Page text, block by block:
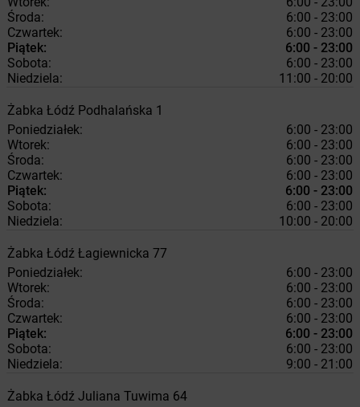
Środa:
6:00 - 23:00
Czwartek:
6:00 - 23:00
Piątek:
6:00 - 23:00
Sobota:
6:00 - 23:00
Niedziela:
11:00 - 20:00
Żabka Łódź Podhalańska 1
Poniedziałek:
6:00 - 23:00
Wtorek:
6:00 - 23:00
Środa:
6:00 - 23:00
Czwartek:
6:00 - 23:00
Piątek:
6:00 - 23:00
Sobota:
6:00 - 23:00
Niedziela:
10:00 - 20:00
Żabka Łódź Łagiewnicka 77
Poniedziałek:
6:00 - 23:00
Wtorek:
6:00 - 23:00
Środa:
6:00 - 23:00
Czwartek:
6:00 - 23:00
Piątek:
6:00 - 23:00
Sobota:
6:00 - 23:00
Niedziela:
9:00 - 21:00
Żabka Łódź Juliana Tuwima 64